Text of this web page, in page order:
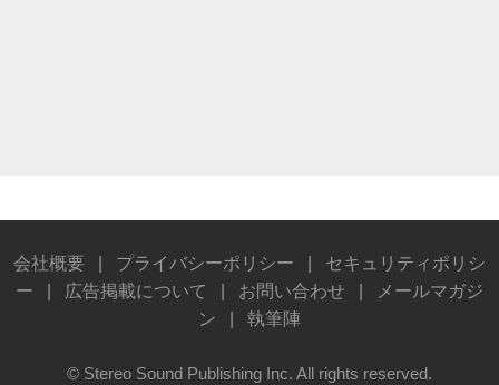
会社概要 プライバシーポリシー
セキュリティポリシ
ー
広告掲載について お問い合わせ
メールマガジ
ン
執筆陣
© Stereo Sound Publishing Inc. All rights reserved.